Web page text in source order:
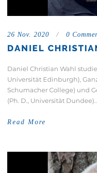
26 Nov. 2020 / 0
DANIEL
Daniel Christian Wahl
Universität Edinburgh),
Schumacher College) und
(Ph. D., Universität
Read More